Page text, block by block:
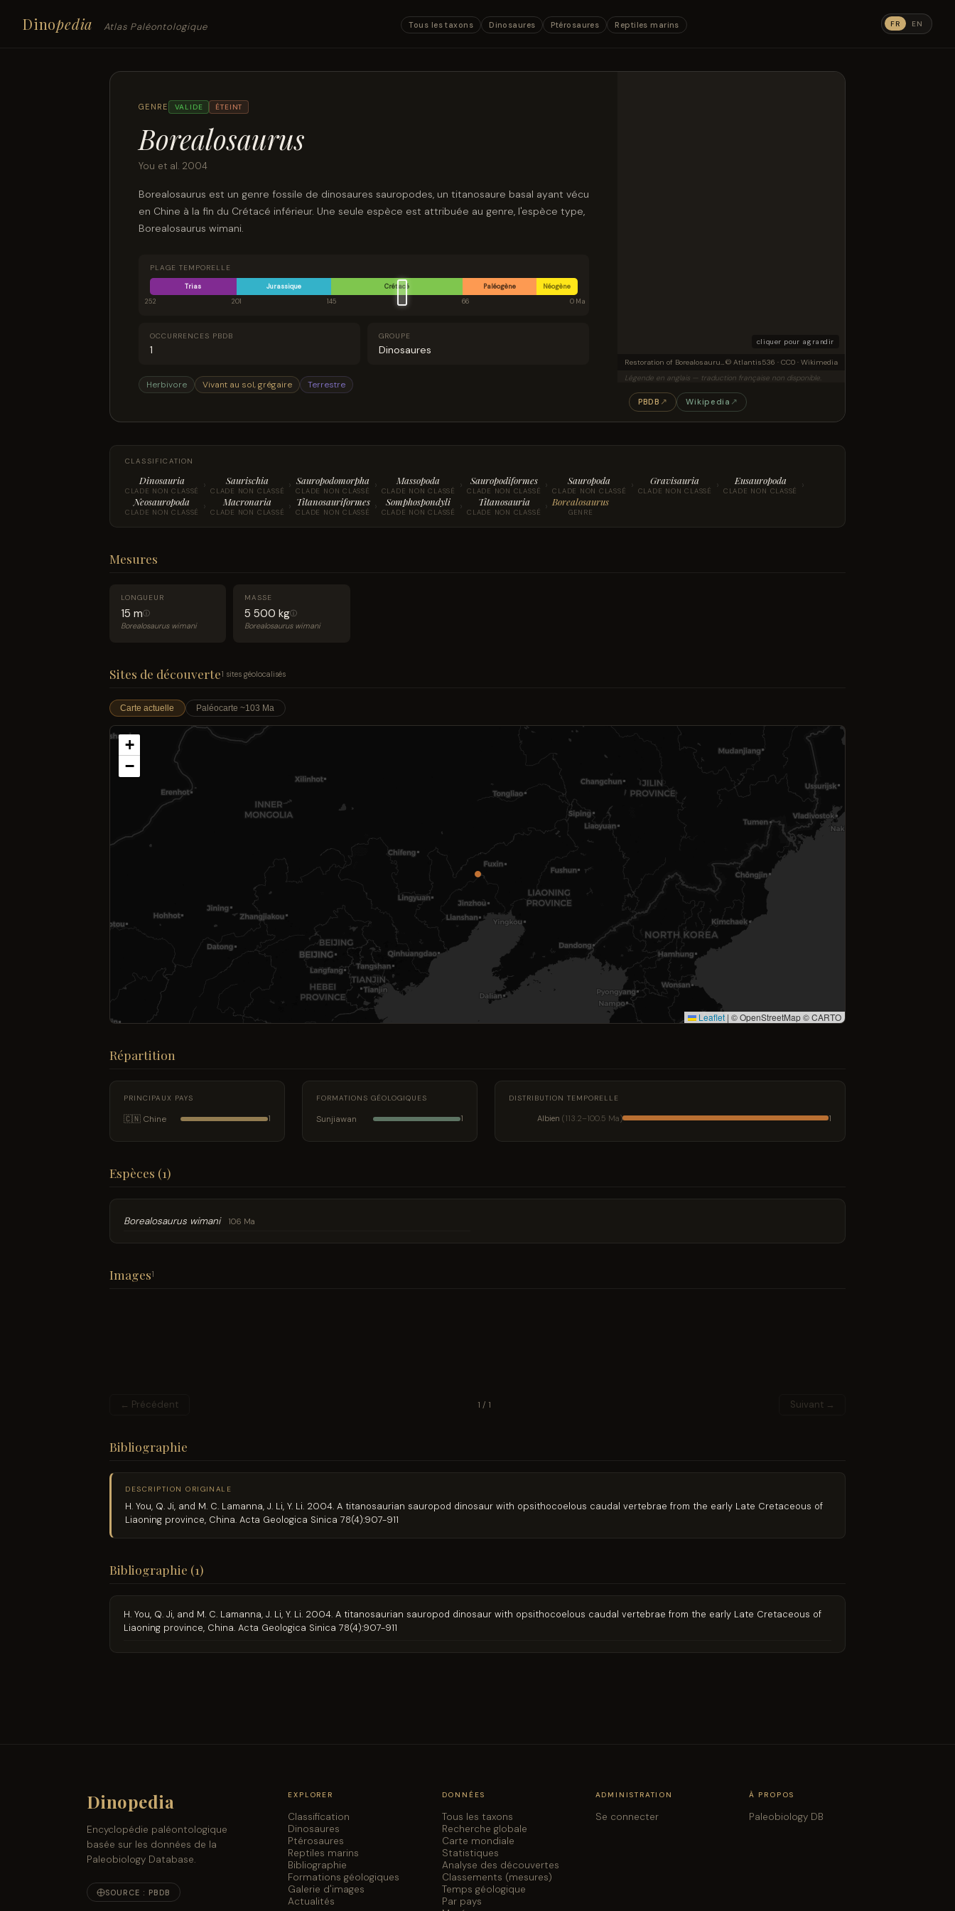
Dinopedia Atlas Paléontologique Tous les taxons Dinosaures Ptérosaures Reptiles marins FR EN
GENRE VALIDE ÉTEINT
Borealosaurus
You et al. 2004
Borealosaurus est un genre fossile de dinosaures sauropodes, un titanosaure basal ayant vécu
en Chine à la fin du Crétacé inférieur. Une seule espèce est attribuée au genre, l'espèce type,
Borealosaurus wimani.
PLAGE TEMPORELLE
Trias Jurassique Crétacé Paléogène
Néogène
252
201 145 66 0 Ma
OCCURRENCES PBDB
1
GROUPE
Dinosaures
Herbivore Vivant au sol, grégaire Terrestre
cliquer pour agrandir
Restoration of Borealosaurus a potentially titanosaur dinosaur from the Cretaceous of China© Atlantis536 · CC0 · Wikimedia
Légende en anglais — traduction française non disponible.
PBDB ↗ Wikipedia ↗
CLASSIFICATION
Dinosauria
CLADE NON CLASSÉ › Saurischia
CLADE NON CLASSÉ › Sauropodomorpha
CLADE NON CLASSÉ › Massopoda
CLADE NON CLASSÉ › Sauropodiformes
CLADE NON CLASSÉ › Sauropoda
CLADE NON CLASSÉ › Gravisauria
CLADE NON CLASSÉ › Eusauropoda
CLADE NON CLASSÉ ›
Neosauropoda
CLADE NON CLASSÉ › Macronaria
CLADE NON CLASSÉ › Titanosauriformes
CLADE NON CLASSÉ › Somphospondyli
CLADE NON CLASSÉ › Titanosauria
CLADE NON CLASSÉ › Borealosaurus
GENRE
Mesures
LONGUEUR
15 mⓘ
Borealosaurus wimani
MASSE
5 500 kgⓘ
Borealosaurus wimani
Sites de découverte1 sites géolocalisés
Carte actuelle Paléocarte ~103 Ma
+
−
Leaflet | © OpenStreetMap © CARTO
Répartition
PRINCIPAUX PAYS
🇨🇳 Chine 1
FORMATIONS GÉOLOGIQUES
Sunjiawan 1
DISTRIBUTION TEMPORELLE
Albien (113.2–100.5 Ma) 1
Espèces (1)
Borealosaurus wimani 106 Ma
Images1
← Précédent 1 / 1 Suivant →
Bibliographie
DESCRIPTION ORIGINALE
H. You, Q. Ji, and M. C. Lamanna, J. Li, Y. Li. 2004. A titanosaurian sauropod dinosaur with opsithocoelous caudal vertebrae from the early Late Cretaceous of
Liaoning province, China. Acta Geologica Sinica 78(4):907-911
Bibliographie (1)
H. You, Q. Ji, and M. C. Lamanna, J. Li, Y. Li. 2004. A titanosaurian sauropod dinosaur with opsithocoelous caudal vertebrae from the early Late Cretaceous of
Liaoning province, China. Acta Geologica Sinica 78(4):907-911
Dinopedia
Encyclopédie paléontologique
basée sur les données de la
Paleobiology Database.
SOURCE : PBDB
EXPLORER
Classification
Dinosaures
Ptérosaures
Reptiles marins
Bibliographie
Formations géologiques
Galerie d'images
Actualités
DONNÉES
Tous les taxons
Recherche globale
Carte mondiale
Statistiques
Analyse des découvertes
Classements (mesures)
Temps géologique
Par pays
ADMINISTRATION
Se connecter
À PROPOS
Paleobiology DB